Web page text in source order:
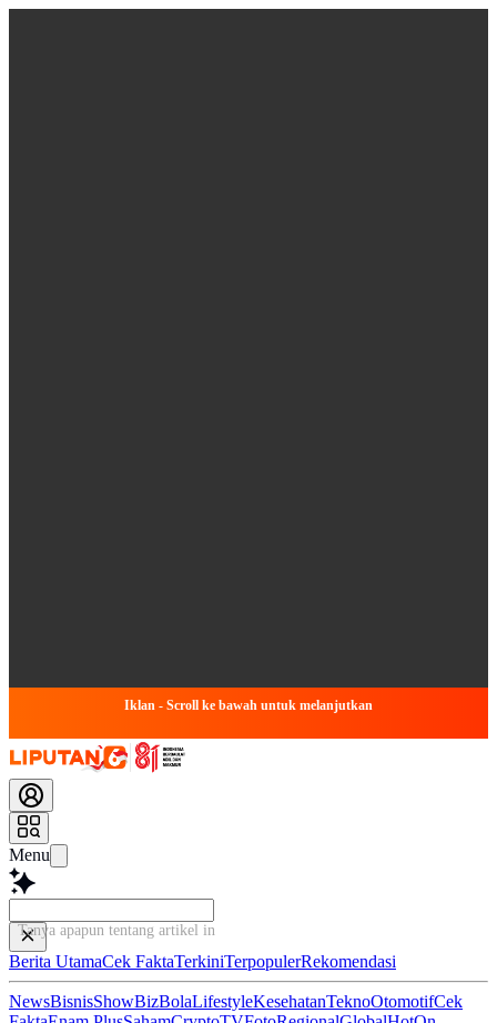
Iklan - Scroll ke bawah untuk melanjutkan
Menu
Tanya apapun tentang artikel ini...
Berita UtamaCek FaktaTerkiniTerpopulerRekomendasi
NewsBisnisShowBizBolaLifestyleKesehatanTeknoOtomotifCek